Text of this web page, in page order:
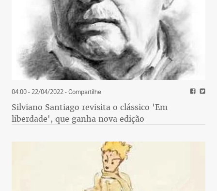
04:00 - 22/04/2022- Compartilhe
Silviano Santiago revisita o clássico 'Em
liberdade', que ganha nova edição